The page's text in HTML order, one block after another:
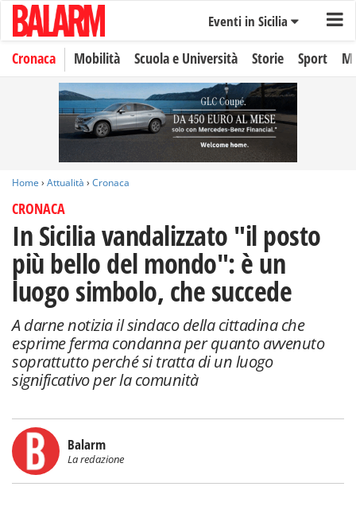
Eventi in Sicilia
Cronaca Mobilità Scuola e Università Storie Sport
Home › Attualità › Cronaca
CRONACA
In Sicilia vandalizzato "il posto
più bello del mondo": è un
luogo simbolo, che succede
A darne notizia il sindaco della cittadina che
esprime ferma condanna per quanto avvenuto
soprattutto perché si tratta di un luogo
significativo per la comunità
Balarm
La redazione